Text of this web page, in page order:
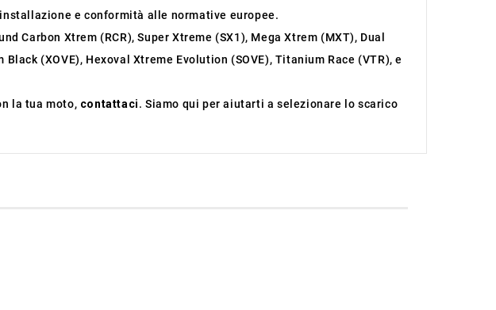
e conformità alle normative europee.
Carbon Xtrem (RCR), Super Xtreme (SX1), Mega Xtrem (MXT), Dual
(XOVE), Hexoval Xtreme Evolution (SOVE), Titanium Race (VTR), e
la tua moto, contattaci. Siamo qui per aiutarti a selezionare lo scarico